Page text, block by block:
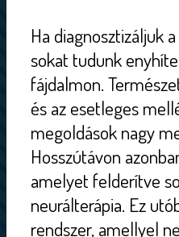
Ha diagnosztizáljuk
sokat tudunk
fájdalmon.
és az esetleges
megoldások nagy
Hosszútávon
amelyet felderítve
neurálterápia. Ez
rendszer, amellyel